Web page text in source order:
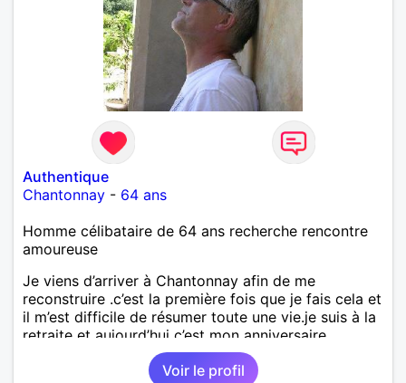
Authentique
Chantonnay - 64 ans
Homme célibataire de 64 ans recherche rencontre
amoureuse
Je viens d’arriver à Chantonnay afin de me
reconstruire .c’est la première fois que je fais cela et
il m’est difficile de résumer toute une vie.je suis à la
retraite et aujourd’hui c’est mon anniversaire
!J’aimerais rencontrer quelqu’un qui partage les
mêmes valeurs qui font de quelqu’un un être humain
Voir le profil